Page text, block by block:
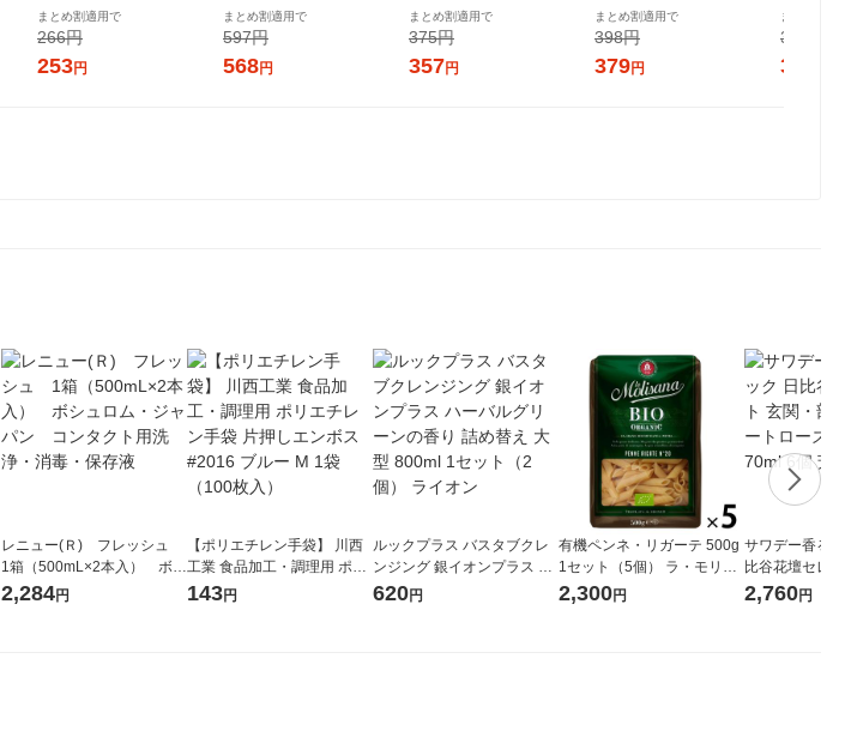
（1個×2）キッコーマン 紙
パック
まとめ割適用で
266円
253円
ぱぱっと野菜と牛肉のカレ
ー 180g 1個 オリジナル レト
ルト（イチオシ） オリジナ
ル
まとめ割適用で
597円
568円
まとめ割適用で
375円
357円
0ml） 1本
まとめ割適用で
398円
379円
100% チ
製糖
まとめ割適
335円
319
レニュー(Ｒ) フレッシュ
1箱（500mL×2本入） ボシ
ュロム・ジャパン コンタ
2,284円
【ポリエチレン手袋】 川西
工業 食品加工・調理用 ポリ
エチレン手袋 片押しエンボ
143円
ルックプラス バスタブクレ
ンジング 銀イオンプラス ハ
ーバルグリーンの香り 詰め
620円
有機ペンネ・リガーテ 500g
1セット（5個） ラ・モリサ
ーナ パスタ
2,300円
サワデー香る
比谷花壇セレ
屋用 スウィー
2,760円